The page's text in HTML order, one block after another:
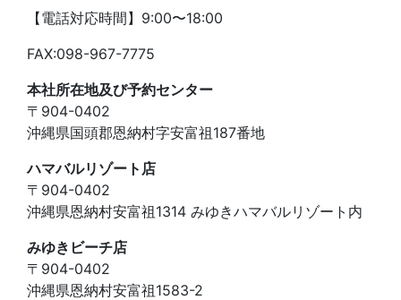
【電話対応時間】9:00〜18:00
FAX:098-967-7775
本社所在地及び予約センター
〒904-0402
沖縄県国頭郡恩納村字安富祖187番地
ハマバルリゾート店
〒904-0402
沖縄県恩納村安富祖1314 みゆきハマバルリゾート内
みゆきビーチ店
〒904-0402
沖縄県恩納村安富祖1583-2